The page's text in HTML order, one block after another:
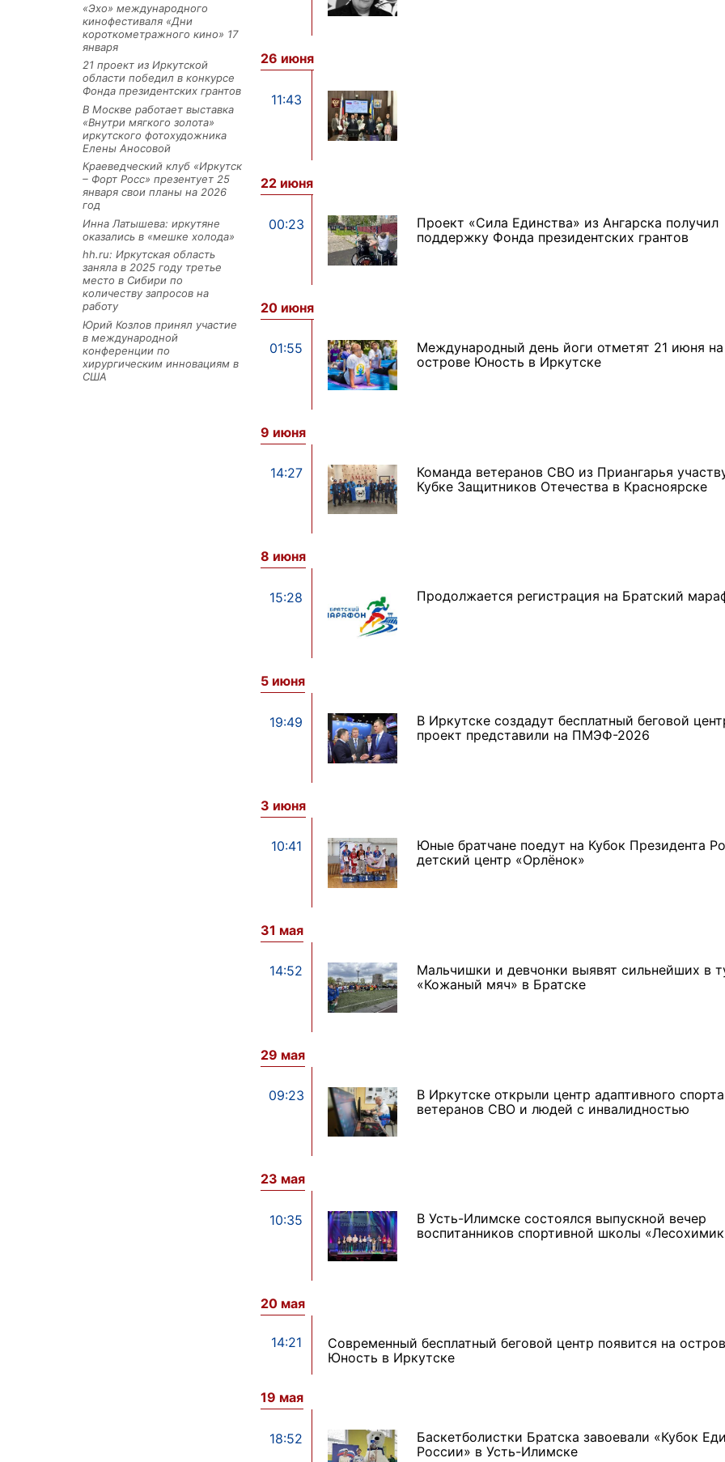
«Эхо» международного
кинофестиваля «Дни
короткометражного кино» 17
января
21 проект из Иркутской
области победил в конкурсе
Фонда президентских грантов
В Москве работает выставка
«Внутри мягкого золота»
иркутского фотохудожника
Елены Аносовой
Краеведческий клуб «Иркутск
– Форт Росс» презентует 25
января свои планы на 2026
год
Инна Латышева: иркутяне
оказались в «мешке холода»
hh.ru: Иркутская область
заняла в 2025 году третье
место в Сибири по
количеству запросов на
работу
Юрий Козлов принял участие
в международной
конференции по
хирургическим инновациям в
США
26 июня
11:43
22 июня
00:23
Проект «Сила Единства» из Ангарска получил
поддержку Фонда президентских грантов
20 июня
01:55
Международный день йоги отметят 21 июня на
острове Юность в Иркутске
9 июня
14:27
Команда ветеранов СВО из Приангарья
Кубке Защитников Отечества в Красноярске
8 июня
15:28 Продолжается регистрация на Братский
5 июня
19:49
В Иркутске создадут бесплатный беговой
проект представили на ПМЭФ-2026
3 июня
10:41
Юные братчане поедут на Кубок Президента
детский центр «Орлёнок»
31 мая
14:52
Мальчишки и девчонки выявят сильнейших в
«Кожаный мяч» в Братске
29 мая
09:23
В Иркутске открыли центр адаптивного
ветеранов СВО и людей с инвалидностью
23 мая
10:35
В Усть-Илимске состоялся выпускной вечер
воспитанников спортивной школы
20 мая
14:21
Современный бесплатный беговой центр появится на
Юность в Иркутске
19 мая
18:52
Баскетболистки Братска завоевали «Кубок
России» в Усть-Илимске